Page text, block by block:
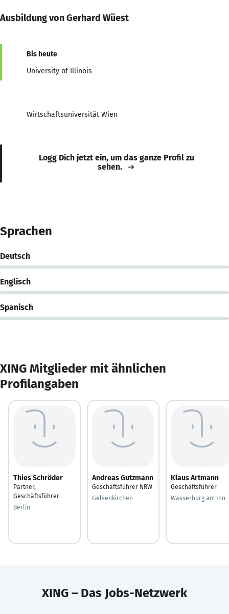
Ausbildung von Gerhard Wüest
Bis heute
University of Illinois
Wirtschaftsuniversität Wien
Logg Dich jetzt ein, um das ganze Profil zu
sehen.
Sprachen
Deutsch
Englisch
Spanisch
XING Mitglieder mit ähnlichen
Profilangaben
Thies Schröder
Partner,
Geschäftsführer
Berlin
Andreas Gutzmann
Geschäftsführer NRW
Gelsenkirchen
Klaus Artmann
Geschäftsführer
Wasserburg am Inn
XING – Das Jobs-Netzwerk